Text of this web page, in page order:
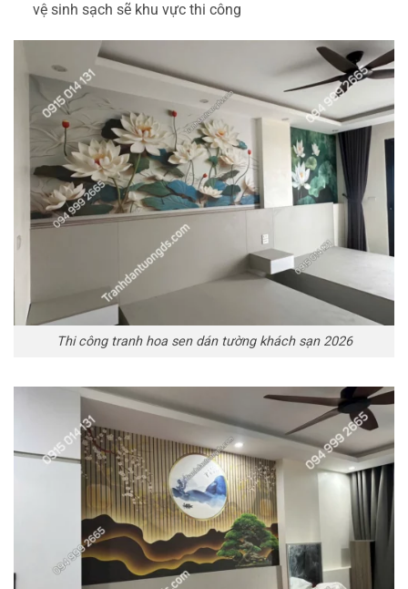
vệ sinh sạch sẽ khu vực thi công
Thi công tranh hoa sen dán tường khách sạn 2026